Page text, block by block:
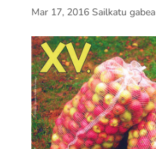
Mar 17, 2016 Sailkatu gabea